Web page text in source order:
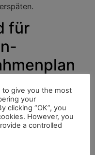
für
Rahmenplan für
Bahnverkehrs.
to give you the most
your
clicking “OK”, you
However, you
a controlled